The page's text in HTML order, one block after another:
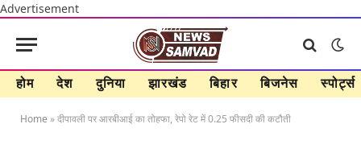
Advertisement
होम देश दुनिया झारखंड बिहार बिजनेस स्पोर्ट्स
Home »दीपावली पर आरबीआई का तोहफा, रेपो रेट में 0.25 फीसदी की कटौती